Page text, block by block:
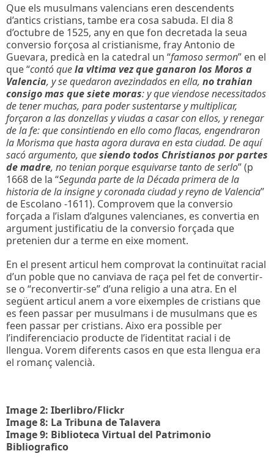
Que els musulmans valencians eren descendents
d’antics cristians, tambe era cosa sabuda. El dia 8
d’octubre de 1525, any en que fon decretada la seua
conversio forçosa al cristianisme, fray Antonio de
Guevara, predicà en la catedral un “famoso sermon” en el
que “contó quela vltima vez que ganaron los Moros a
Valencia, y se quedaron avezindados en ella, no trahian
consigo mas que siete moras: y que viendose necessitados
de tener muchas, para poder sustentarse y multiplicar,
forçaron a las donzellas y viudas a casar con ellos, y renegar
de la fe: que consintiendo en ello como flacas, engendraron
la Morisma que hasta agora durava en esta ciudad. De aquí
sacó argumento, quesiendo todos Christianos por partes
de madre, no tenian porque esquivarse tanto de serlo” (p
1668 de la “Segunda parte de la Década primera de la
historia de la insigne y coronada ciudad y reyno de Valencia”
de Escolano -1611). Comprovem que la conversio
forçada a l’islam d’algunes valencianes, es convertia en
argument justificatiu de la conversio forçada que
pretenien dur a terme en eixe moment.
En el present articul hem comprovat la continuïtat racial
d’un poble que no canviava de raça pel fet de convertir-
se o “reconvertir-se” d’una religio a una atra. En el
següent articul anem a vore eixemples de cristians que
es feen passar per musulmans i de musulmans que es
feen passar per cristians. Aixo era possible per
l’indiferenciacio producte de l’identitat racial i de
llengua. Vorem diferents casos en que esta llengua era
el romanç valencià.
Image 2: Iberlibro/Flickr
Image 8: La Tribuna de Talavera
Image 9: Biblioteca Virtual del Patrimonio
Bibliografico